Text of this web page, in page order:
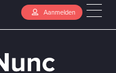
Aanmelden